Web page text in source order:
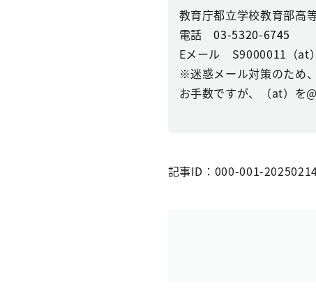
教育庁都立学校教育部高
電話03-5320-6745
Eメール S9000011（
※迷惑メール対策のため
お手数ですが、（at）を
記事ID：000-001-